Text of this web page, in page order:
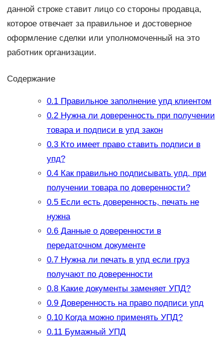
данной строке ставит лицо со стороны продавца,
которое отвечает за правильное и достоверное
оформление сделки или уполномоченный на это
работник организации.
Содержание
0.1Правильное заполнение упд клиентом
0.2Нужна ли доверенность при получении
товара и подписи в упд закон
0.3Кто имеет право ставить подписи в
упд?
0.4Как правильно подписывать упд, при
получении товара по доверенности?
0.5Если есть доверенность, печать не
нужна
0.6Данные о доверенности в
передаточном документе
0.7Нужна ли печать в упд если груз
получают по доверенности
0.8Какие документы заменяет УПД?
0.9Доверенность на право подписи упд
0.10Когда можно применять УПД?
0.11Бумажный УПД